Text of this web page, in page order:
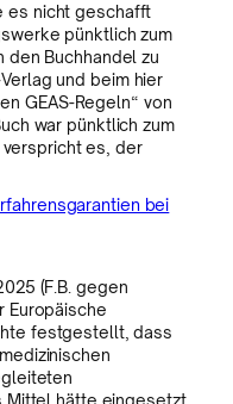
es nicht geschafft
pünktlich zum
den Buchhandel zu
und beim hier
GEAS-Regeln“ von
war pünktlich zum
verspricht es, der
bei
(F.B. gegen
Europäische
festgestellt, dass